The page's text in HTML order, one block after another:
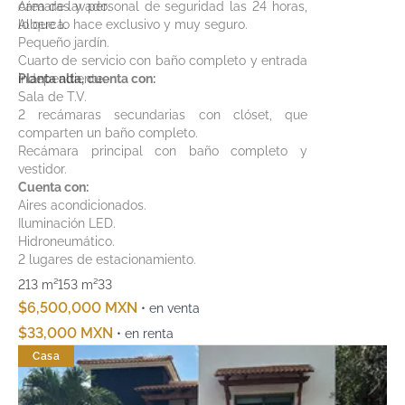
cámaras y personal de seguridad las 24 horas,
lo que lo hace exclusivo y muy seguro.
Área de lavado.
Alberca.
Pequeño jardín.
Cuarto de servicio con baño completo y entrada
independiente.
Planta alta, cuenta con:
Sala de T.V.
2 recámaras secundarias con clóset, que
comparten un baño completo.
Recámara principal con baño completo y
vestidor.
Cuenta con:
Aires acondicionados.
Iluminación LED.
Hidroneumático.
2 lugares de estacionamiento.
213 m²153 m²33
$6,500,000 MXN • en venta
$33,000 MXN • en renta
Casa